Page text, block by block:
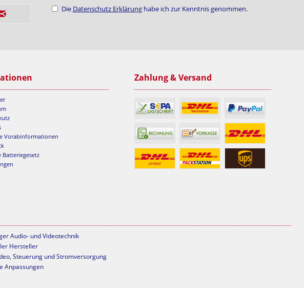
Die Datenschutz Erklärunghabe ich zur Kenntnis genommen.
Vorabinformationen
Batteriegesetz
Zahlung & Versand
Audio- und Videotechnik
Hersteller
Steuerung und Stromversorgung
Anpassungen